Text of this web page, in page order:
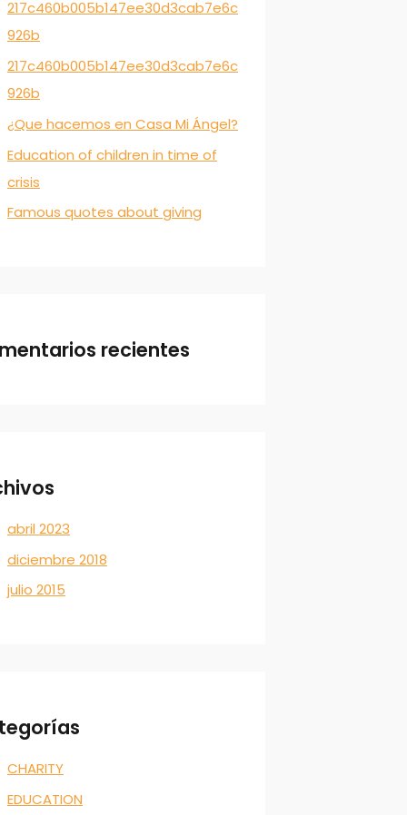
217c460b005b147ee30d3cab7e6c
926b
217c460b005b147ee30d3cab7e6c
926b
¿Que hacemos en Casa Mi Ángel?
Education of children in time of
crisis
Famous quotes about giving
recientes
abril 2023
diciembre 2018
julio 2015
CHARITY
EDUCATION